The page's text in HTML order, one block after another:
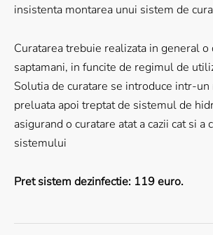
insistenta montarea unui sistem de
Curatarea trebuie realizata in general
saptamani, in funcite de regimul de
Solutia de curatare se introduce intr-
preluata apoi treptat de sistemul de
asigurand o curatare atat a cazii cat si
sistemului
Pret sistem dezinfectie: 119 euro.